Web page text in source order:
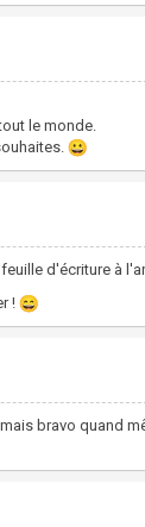
le monde.
d'écriture à
!
bravo quand